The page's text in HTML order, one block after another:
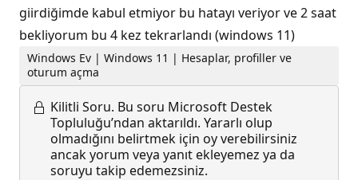
giirdiğimde kabul etmiyor bu hatayı veriyor ve 2 saat
bekliyorum bu 4 kez tekrarlandı (windows 11)
Windows Ev | Windows 11 | Hesaplar, profiller ve
oturum açma
Kilitli Soru. Bu soru Microsoft Destek
Topluluğu’ndan aktarıldı. Yararlı olup
olmadığını belirtmek için oy verebilirsiniz
ancak yorum veya yanıt ekleyemez ya da
soruyu takip edemezsiniz.